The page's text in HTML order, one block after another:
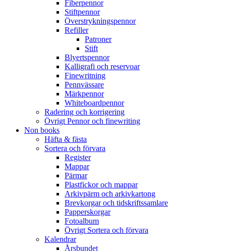
Fiberpennor
Stiftpennor
Överstrykningspennor
Refiller
Patroner
Stift
Blyertspennor
Kalligrafi och reservoar
Finewritning
Pennvässare
Märkpennor
Whiteboardpennor
Radering och korrigering
Övrigt Pennor och finewriting
Non books
Häfta & fästa
Sortera och förvara
Register
Mappar
Pärmar
Plastfickor och mappar
Arkivpärm och arkivkartong
Brevkorgar och tidskriftssamlare
Papperskorgar
Fotoalbum
Övrigt Sortera och förvara
Kalendrar
Årsbundet